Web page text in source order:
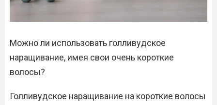
Можно ли использовать голливудское
наращивание, имея свои очень короткие
волосы?
Голливудское наращивание на короткие волосы